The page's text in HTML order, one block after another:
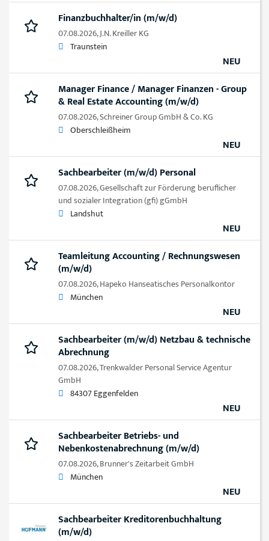
Finanzbuchhalter/in (m/w/d)
07.08.2026,J.N. Kreiller KG
Traunstein
NEU
Manager Finance / Manager Finanzen - Group
& Real Estate Accounting (m/w/d)
07.08.2026,Schreiner Group GmbH & Co. KG
Oberschleißheim
NEU
Sachbearbeiter (m/w/d) Personal
07.08.2026,Gesellschaft zur Förderung beruflicher
und sozialer Integration (gfi) gGmbH
Landshut
NEU
Teamleitung Accounting / Rechnungswesen
(m/w/d)
07.08.2026,Hapeko Hanseatisches Personalkontor
München
NEU
Sachbearbeiter (m/w/d) Netzbau & technische
Abrechnung
07.08.2026,Trenkwalder Personal Service Agentur
GmbH
84307 Eggenfelden
NEU
Sachbearbeiter Betriebs- und
Nebenkostenabrechnung (m/w/d)
07.08.2026,Brunner's Zeitarbeit GmbH
München
NEU
Sachbearbeiter Kreditorenbuchhaltung
(m/w/d)